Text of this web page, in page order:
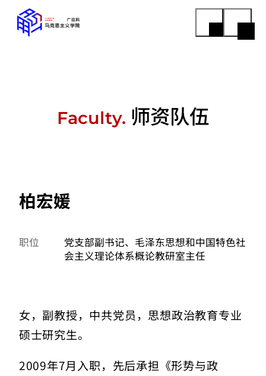
Faculty. 师资队伍
柏宏媛
职位
党支部副书记、毛泽东思想和中国特色社
会主义理论体系概论教研室主任
女，副教授，中共党员，思想政治教育专业
硕士研究生。
2009年7月入职，先后承担《形势与政